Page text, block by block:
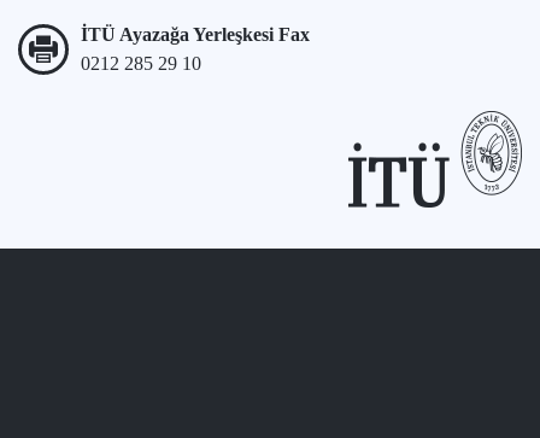
İTÜ Ayazağa Yerleşkesi Fax
0212 285 29 10